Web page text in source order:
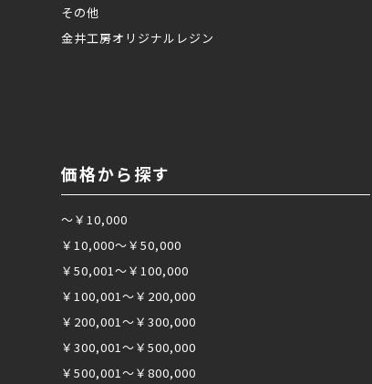
その他
金井工房オリジナルレジン
価格から探す
～￥10,000
￥10,000～￥50,000
￥50,001～￥100,000
￥100,001～￥200,000
￥200,001～￥300,000
￥300,001～￥500,000
￥500,001～￥800,000